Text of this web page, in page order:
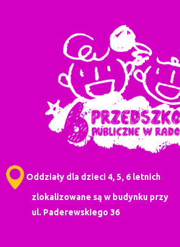
Oddziały dla dzieci 4, 5, 6 letnich
zlokalizowane są w budynku przy
ul. Paderewskiego 36